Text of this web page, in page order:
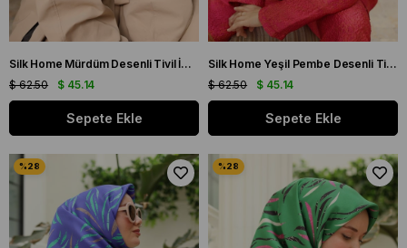
Silk Home Mürdüm Desenli Tivil İpek Eşarp 11432-04
$ 45.14
$ 62.50
Sepete Ekle
Silk Home Yeşil Pembe Desenli Tivil İpek Eşarp 11432-36
$ 45.14
$ 62.50
Sepete Ekle